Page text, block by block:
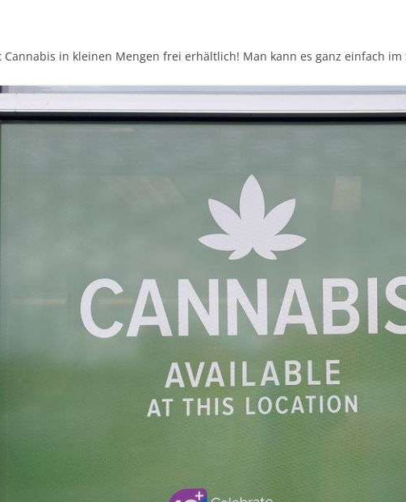
HIMMELFAHRT
PFINGSTEN
KLETTERGARTEN HALLE
Cannabis in kleinen Mengen frei erhältlich! Man kann es ganz einfach